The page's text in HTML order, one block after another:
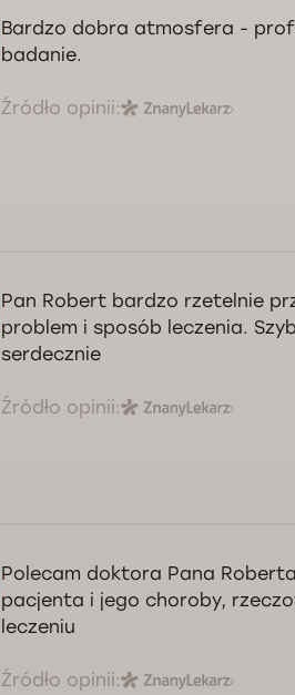
Bardzo dobra atmosfera -
badanie.
Źródło opinii:
Pan Robert bardzo rzetelnie
problem i sposób leczenia.
serdecznie
Źródło opinii:
Polecam doktora Pana
pacjenta i jego choroby,
leczeniu
Źródło opinii: